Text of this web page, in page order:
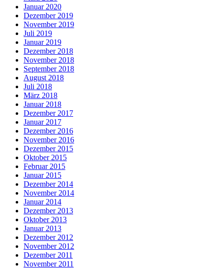
Januar 2020
Dezember 2019
November 2019
Juli 2019
Januar 2019
Dezember 2018
November 2018
September 2018
August 2018
Juli 2018
März 2018
Januar 2018
Dezember 2017
Januar 2017
Dezember 2016
November 2016
Dezember 2015
Oktober 2015
Februar 2015
Januar 2015
Dezember 2014
November 2014
Januar 2014
Dezember 2013
Oktober 2013
Januar 2013
Dezember 2012
November 2012
Dezember 2011
November 2011